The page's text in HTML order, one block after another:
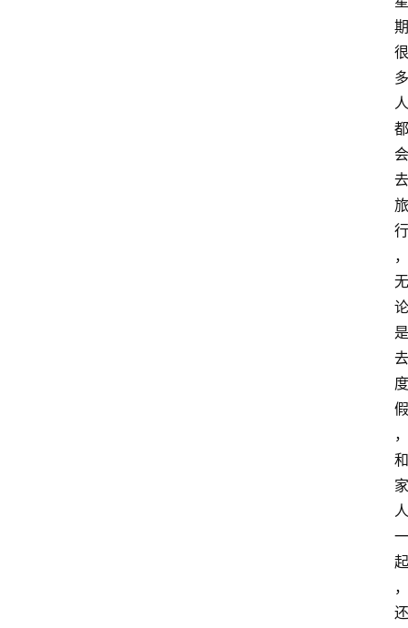
期
很
多
人
都
会
去
旅
行
，
无
论
是
去
度
假
，
和
家
人
一
起
，
还